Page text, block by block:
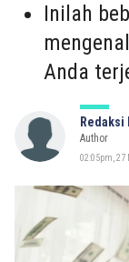
Inilah
Anda
Redaksi
Author
02:05pm, 27